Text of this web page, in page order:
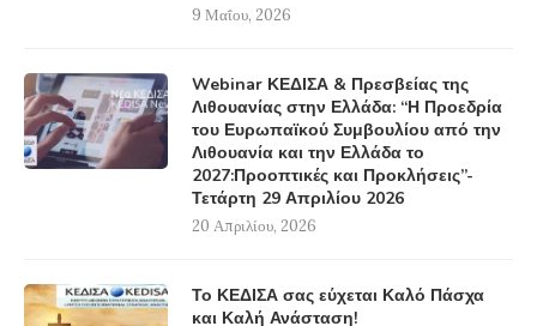
9 Μαΐου, 2026
Webinar ΚΕΔΙΣΑ & Πρεσβείας της
Λιθουανίας στην Ελλάδα: “Η Προεδρία
του Ευρωπαϊκού Συμβουλίου από την
Λιθουανία και την Ελλάδα το
2027:Προοπτικές και Προκλήσεις”-
Τετάρτη 29 Απριλίου 2026
20 Απριλίου, 2026
Το ΚΕΔΙΣΑ σας εύχεται Καλό Πάσχα
και Καλή Ανάσταση!